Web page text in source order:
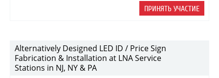
ПРИНЯТЬ УЧАСТИЕ
Alternatively Designed LED ID / Price Sign
Fabrication & Installation at LNA Service
Stations in NJ, NY & PA